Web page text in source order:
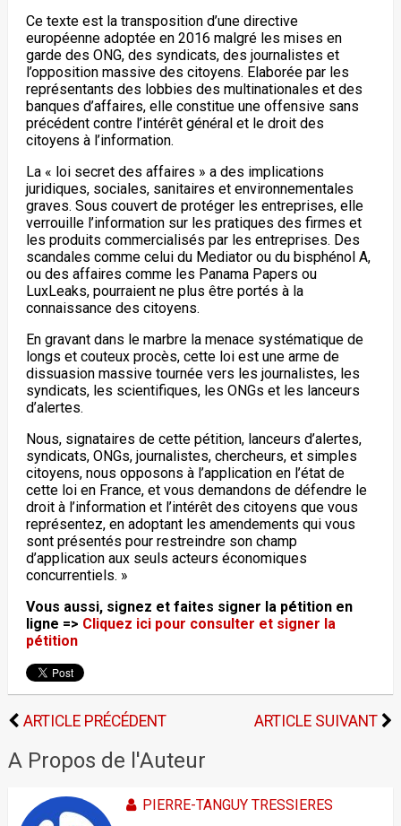
Ce texte est la transposition d’une directive
européenne adoptée en 2016 malgré les mises en
garde des ONG, des syndicats, des journalistes et
l’opposition massive des citoyens. Elaborée par les
représentants des lobbies des multinationales et des
banques d’affaires, elle constitue une offensive sans
précédent contre l’intérêt général et le droit des
citoyens à l’information.
La « loi secret des affaires » a des implications
juridiques, sociales, sanitaires et environnementales
graves. Sous couvert de protéger les entreprises, elle
verrouille l’information sur les pratiques des firmes et
les produits commercialisés par les entreprises. Des
scandales comme celui du Mediator ou du bisphénol A,
ou des affaires comme les Panama Papers ou
LuxLeaks, pourraient ne plus être portés à la
connaissance des citoyens.
En gravant dans le marbre la menace systématique de
longs et couteux procès, cette loi est une arme de
dissuasion massive tournée vers les journalistes, les
syndicats, les scientifiques, les ONGs et les lanceurs
d’alertes.
Nous, signataires de cette pétition, lanceurs d’alertes,
syndicats, ONGs, journalistes, chercheurs, et simples
citoyens, nous opposons à l’application en l’état de
cette loi en France, et vous demandons de défendre le
droit à l’information et l’intérêt des citoyens que vous
représentez, en adoptant les amendements qui vous
sont présentés pour restreindre son champ
d’application aux seuls acteurs économiques
concurrentiels. »
Vous aussi, signez et faites signer la pétition en
ligne => Cliquez ici pour consulter et signer la
pétition
ARTICLE PRÉCÉDENT ARTICLE SUIVANT
A Propos de l'Auteur
PIERRE-TANGUY TRESSIERES